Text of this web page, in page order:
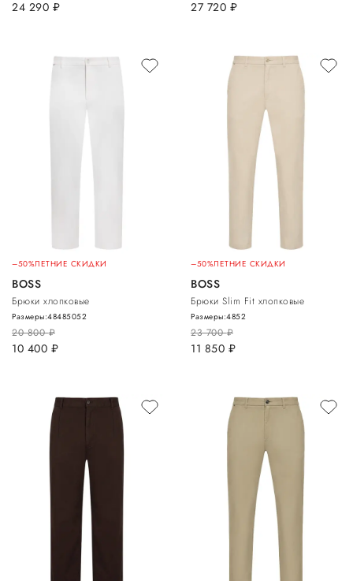
24 290 руб. 27 720 руб.
–50%ЛЕТНИЕ СКИДКИ
BOSS
Брюки хлопковые
20 800руб.
10 400 руб.
Размеры:48485052
–50%ЛЕТНИЕ СКИДКИ
BOSS
Брюки Slim Fit хлопковые
23 700руб.
11 850 руб.
Размеры:4852